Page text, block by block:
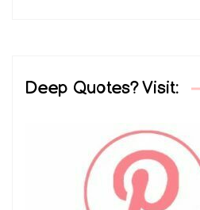
Deep Quotes? Visit: